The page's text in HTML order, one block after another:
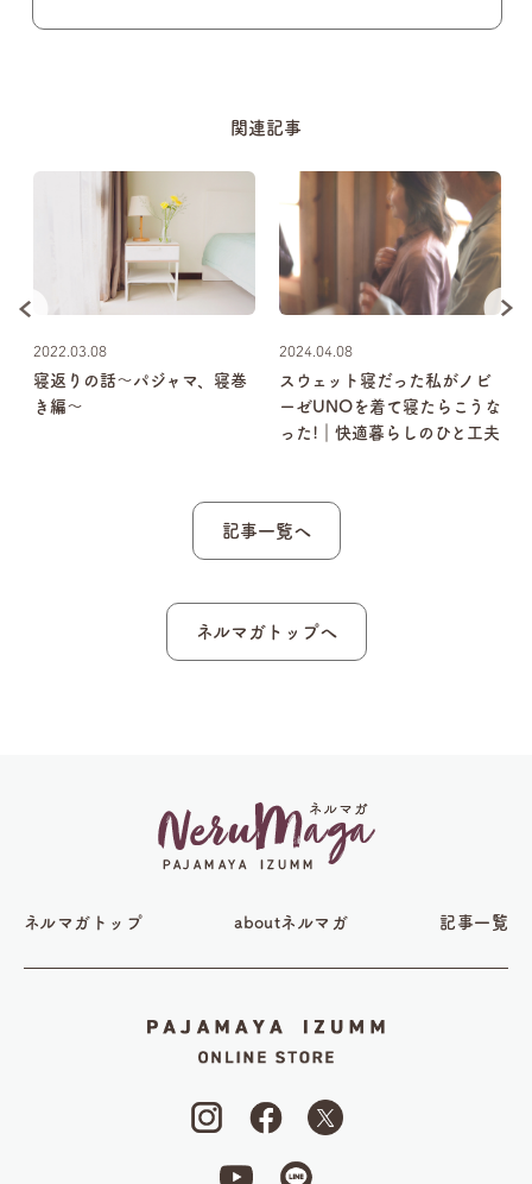
関連記事
2022.03.08
寝返りの話〜パジャマ、寝巻
き編〜
2024.04.08
スウェット寝だった私がノビ
ーゼUNOを着て寝たらこうな
った!｜快適暮らしのひと工夫
記事一覧へ
ネルマガトップへ
ネルマガトップ aboutネルマガ 記事一覧